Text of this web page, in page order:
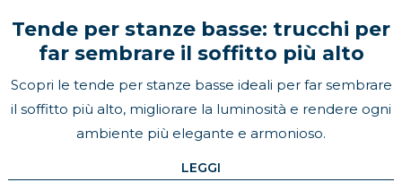
Tende per stanze basse: trucchi per
far sembrare il soffitto più alto
Scopri le tende per stanze basse ideali per far sembrare
il soffitto più alto, migliorare la luminosità e rendere ogni
ambiente più elegante e armonioso.
LEGGI